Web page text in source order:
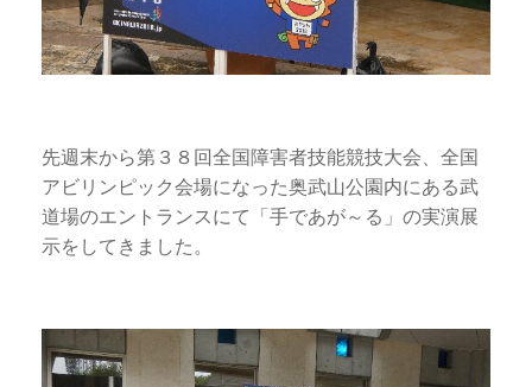
先週末から第３８回全国障害者技能競技大会、全国
アビリンピック会場になった奥武山公園内にある武
道場のエントランスにて「手であが～る」の実演展
示をしてきました。